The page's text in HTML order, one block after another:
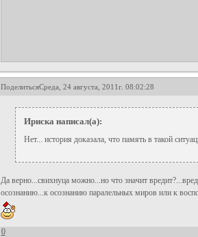
ПоделитьсяСреда, 24 августа, 2011г. 08:02:28
Ириска написал(а):
Нет... история доказала, что память в такой
Да верно...свихнуца можно...но что значит
осознанию...к осознанию паралельных миров или к
0